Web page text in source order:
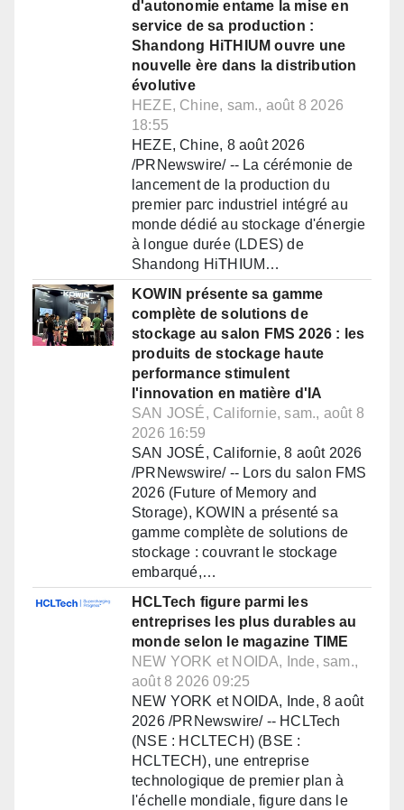
d'autonomie entame la mise en
service de sa production :
Shandong HiTHIUM ouvre une
nouvelle ère dans la distribution
évolutive
HEZE, Chine, sam., août 8 2026
18:55
HEZE, Chine, 8 août 2026
/PRNewswire/ -- La cérémonie de
lancement de la production du
premier parc industriel intégré au
monde dédié au stockage d'énergie
à longue durée (LDES) de
Shandong HiTHIUM…
KOWIN présente sa gamme
complète de solutions de
stockage au salon FMS 2026 : les
produits de stockage haute
performance stimulent
l'innovation en matière d'IA
SAN JOSÉ, Californie, sam., août 8
2026 16:59
SAN JOSÉ, Californie, 8 août 2026
/PRNewswire/ -- Lors du salon FMS
2026 (Future of Memory and
Storage), KOWIN a présenté sa
gamme complète de solutions de
stockage : couvrant le stockage
embarqué,…
HCLTech figure parmi les
entreprises les plus durables au
monde selon le magazine TIME
NEW YORK et NOIDA, Inde, sam.,
août 8 2026 09:25
NEW YORK et NOIDA, Inde, 8 août
2026 /PRNewswire/ -- HCLTech
(NSE : HCLTECH) (BSE :
HCLTECH), une entreprise
technologique de premier plan à
l'échelle mondiale, figure dans le